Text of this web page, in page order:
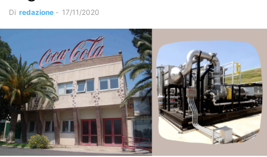
Di redazione - 17/11/2020